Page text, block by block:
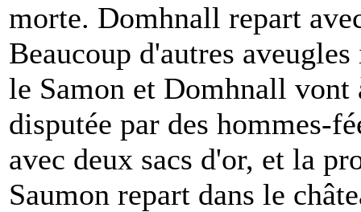
morte. Domhnall repart
Beaucoup d'autres
le Samon et Domhnall vont
disputée par des hommes-
avec deux sacs d'or, et la
Saumon repart dans le